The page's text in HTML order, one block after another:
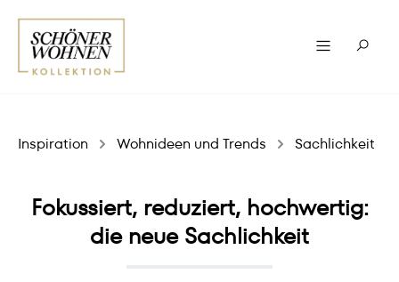
Inspiration Wohnideen und Trends Sachlichkeit
Fokussiert, reduziert, hochwertig:
die neue Sachlichkeit